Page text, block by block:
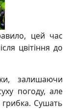
цей час
цвітіння до
залишаючи
погоду, але
грибка. Сушать